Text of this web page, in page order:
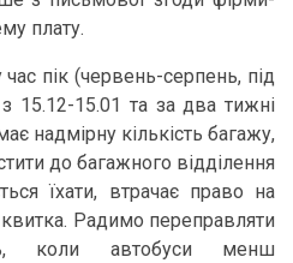
плату.
пік (червень-серпень, під
15.12-15.01 та за два тижні
надмірну кількість багажу,
до багажного відділення
їхати, втрачає право на
Радимо переправляти
коли автобуси менш